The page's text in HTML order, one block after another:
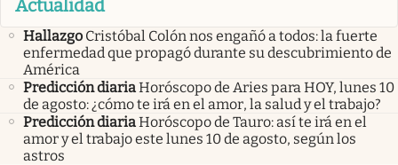
Actualidad
Hallazgo Cristóbal Colón nos engañó a todos: la fuerte
enfermedad que propagó durante su descubrimiento de
América
Predicción diariaHoróscopo de Aries para HOY, lunes 10
de agosto: ¿cómo te irá en el amor, la salud y el trabajo?
Predicción diariaHoróscopo de Tauro: así te irá en el
amor y el trabajo este lunes 10 de agosto, según los
astros